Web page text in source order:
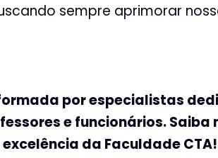
sempre aprimorar
por especialistas
e funcionários.
da Faculdade CTA!